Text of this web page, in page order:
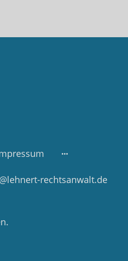
rechtsanwalt.de